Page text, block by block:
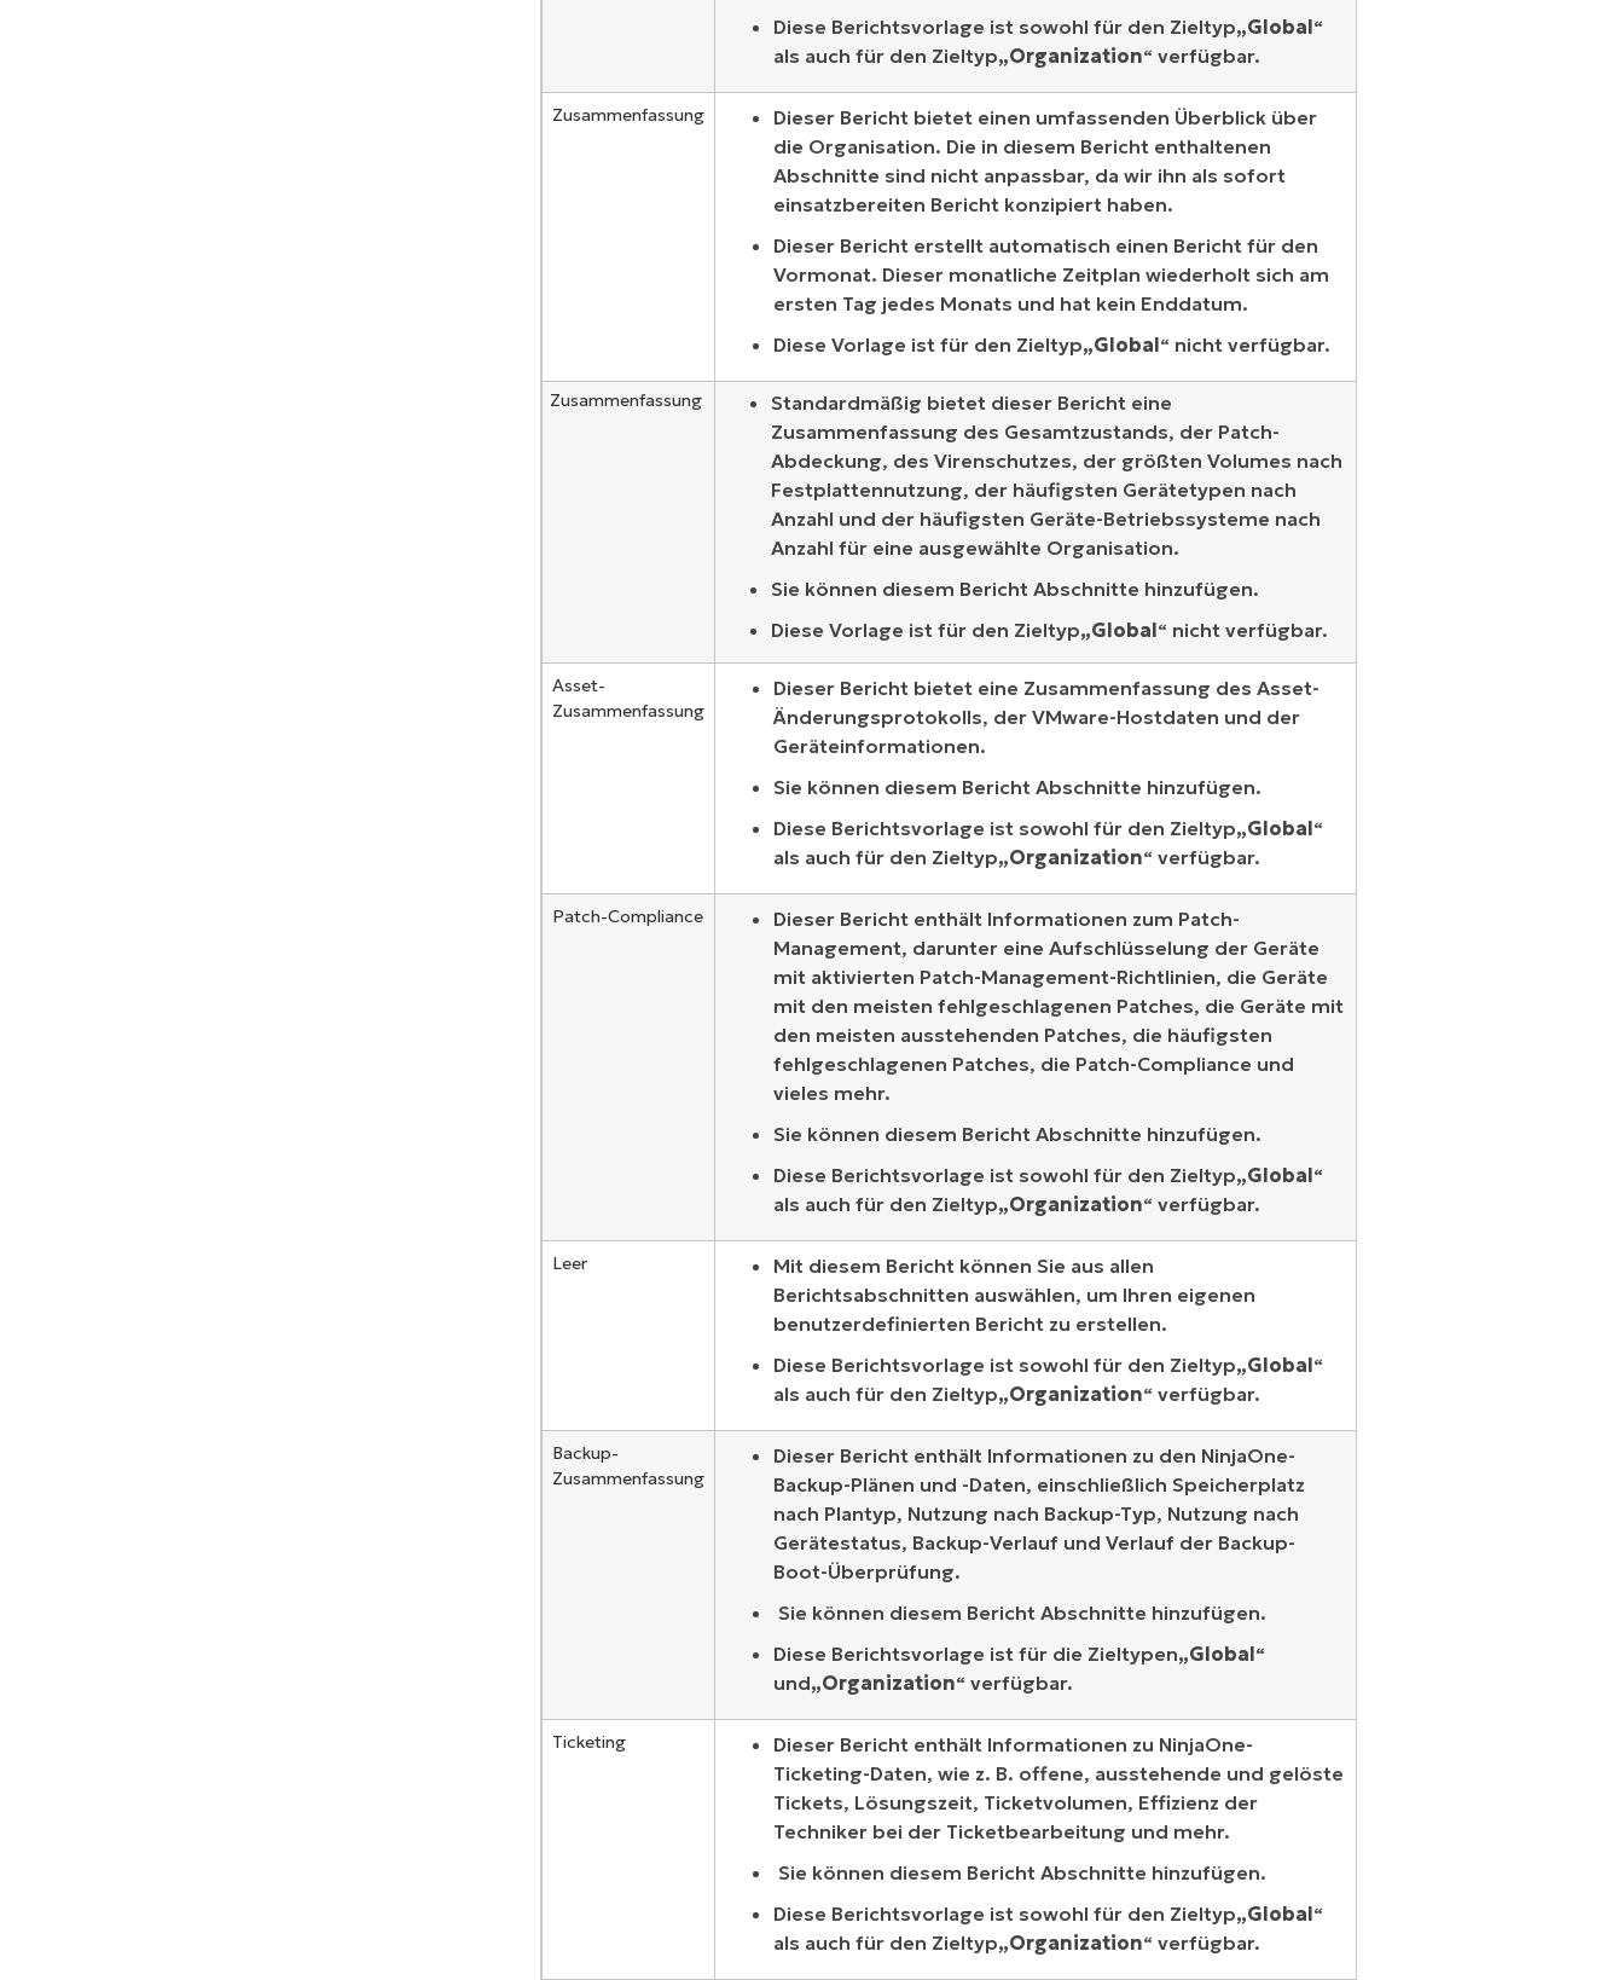
Diese Berichtsvorlage ist sowohl für den Zieltyp„Global“
als auch für den Zieltyp„Organization“ verfügbar.
Zusammenfassung
Dieser Bericht bietet einen umfassenden Überblick über
die Organisation. Die in diesem Bericht enthaltenen
Abschnitte sind nicht anpassbar, da wir ihn als sofort
einsatzbereiten Bericht konzipiert haben.
Dieser Bericht erstellt automatisch einen Bericht für den
Vormonat. Dieser monatliche Zeitplan wiederholt sich am
ersten Tag jedes Monats und hat kein Enddatum.
Diese Vorlage ist für den Zieltyp„Global“ nicht verfügbar.
Zusammenfassung
Standardmäßig bietet dieser Bericht eine
Zusammenfassung des Gesamtzustands, der Patch-
Abdeckung, des Virenschutzes, der größten Volumes nach
Festplattennutzung, der häufigsten Gerätetypen nach
Anzahl und der häufigsten Geräte-Betriebssysteme nach
Anzahl für eine ausgewählte Organisation.
Sie können diesem Bericht Abschnitte hinzufügen.
Diese Vorlage ist für den Zieltyp„Global“ nicht verfügbar.
Asset-
Zusammenfassung
Dieser Bericht bietet eine Zusammenfassung des Asset-
Änderungsprotokolls, der VMware-Hostdaten und der
Geräteinformationen.
Sie können diesem Bericht Abschnitte hinzufügen.
Diese Berichtsvorlage ist sowohl für den Zieltyp„Global“
als auch für den Zieltyp„Organization“ verfügbar.
Patch-Compliance
Dieser Bericht enthält Informationen zum Patch-
Management, darunter eine Aufschlüsselung der Geräte
mit aktivierten Patch-Management-Richtlinien, die Geräte
mit den meisten fehlgeschlagenen Patches, die Geräte mit
den meisten ausstehenden Patches, die häufigsten
fehlgeschlagenen Patches, die Patch-Compliance und
vieles mehr.
Sie können diesem Bericht Abschnitte hinzufügen.
Diese Berichtsvorlage ist sowohl für den Zieltyp„Global“
als auch für den Zieltyp„Organization“ verfügbar.
Leer
Mit diesem Bericht können Sie aus allen
Berichtsabschnitten auswählen, um Ihren eigenen
benutzerdefinierten Bericht zu erstellen.
Diese Berichtsvorlage ist sowohl für den Zieltyp„Global“
als auch für den Zieltyp„Organization“ verfügbar.
Backup-
Zusammenfassung
Dieser Bericht enthält Informationen zu den NinjaOne-
Backup-Plänen und -Daten, einschließlich Speicherplatz
nach Plantyp, Nutzung nach Backup-Typ, Nutzung nach
Gerätestatus, Backup-Verlauf und Verlauf der Backup-
Boot-Überprüfung.
Sie können diesem Bericht Abschnitte hinzufügen.
Diese Berichtsvorlage ist für die Zieltypen„Global“
und„Organization“ verfügbar.
Ticketing
Dieser Bericht enthält Informationen zu NinjaOne-
Ticketing-Daten, wie z. B. offene, ausstehende und gelöste
Tickets, Lösungszeit, Ticketvolumen, Effizienz der
Techniker bei der Ticketbearbeitung und mehr.
Sie können diesem Bericht Abschnitte hinzufügen.
Diese Berichtsvorlage ist sowohl für den Zieltyp„Global“
als auch für den Zieltyp„Organization“ verfügbar.